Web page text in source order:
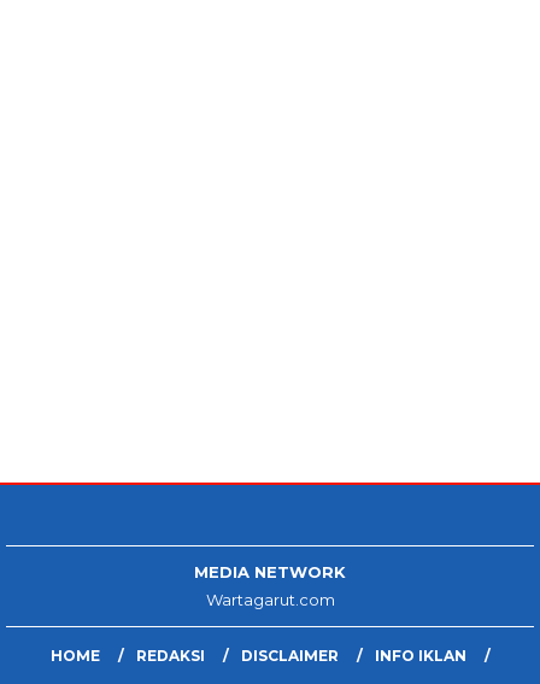
MEDIA NETWORK
Wartagarut.com
HOME REDAKSI DISCLAIMER
INFO IKLAN